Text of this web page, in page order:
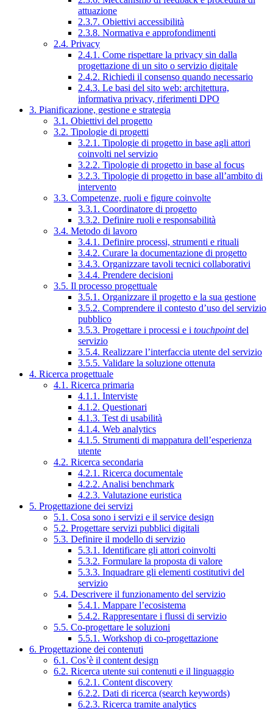
attuazione
2.3.7. Obiettivi accessibilità
2.3.8. Normativa e approfondimenti
2.4. Privacy
2.4.1. Come rispettare la privacy sin dalla
progettazione di un sito o servizio digitale
2.4.2. Richiedi il consenso quando necessario
2.4.3. Le basi del sito web: architettura,
informativa privacy, riferimenti DPO
3. Pianificazione, gestione e strategia
3.1. Obiettivi del progetto
3.2. Tipologie di progetti
3.2.1. Tipologie di progetto in base agli attori
coinvolti nel servizio
3.2.2. Tipologie di progetto in base al focus
3.2.3. Tipologie di progetto in base all’ambito di
intervento
3.3. Competenze, ruoli e figure coinvolte
3.3.1. Coordinatore di progetto
3.3.2. Definire ruoli e responsabilità
3.4. Metodo di lavoro
3.4.1. Definire processi, strumenti e rituali
3.4.2. Curare la documentazione di progetto
3.4.3. Organizzare tavoli tecnici collaborativi
3.4.4. Prendere decisioni
3.5. Il processo progettuale
3.5.1. Organizzare il progetto e la sua gestione
3.5.2. Comprendere il contesto d’uso del servizio
pubblico
3.5.3. Progettare i processi e i touchpointdel
servizio
3.5.4. Realizzare l’interfaccia utente del servizio
3.5.5. Validare la soluzione ottenuta
4. Ricerca progettuale
4.1. Ricerca primaria
4.1.1. Interviste
4.1.2. Questionari
4.1.3. Test di usabilità
4.1.4. Web analytics
4.1.5. Strumenti di mappatura dell’esperienza
utente
4.2. Ricerca secondaria
4.2.1. Ricerca documentale
4.2.2. Analisi benchmark
4.2.3. Valutazione euristica
5. Progettazione dei servizi
5.1. Cosa sono i servizi e il service design
5.2. Progettare servizi pubblici digitali
5.3. Definire il modello di servizio
5.3.1. Identificare gli attori coinvolti
5.3.2. Formulare la proposta di valore
5.3.3. Inquadrare gli elementi costitutivi del
servizio
5.4. Descrivere il funzionamento del servizio
5.4.1. Mappare l’ecosistema
5.4.2. Rappresentare i flussi di servizio
5.5. Co-progettare le soluzioni
5.5.1. Workshop di co-progettazione
6. Progettazione dei contenuti
6.1. Cos’è il content design
6.2. Ricerca utente sui contenuti e il linguaggio
6.2.1. Content discovery
6.2.2. Dati di ricerca (search keywords)
6.2.3. Ricerca tramite analytics